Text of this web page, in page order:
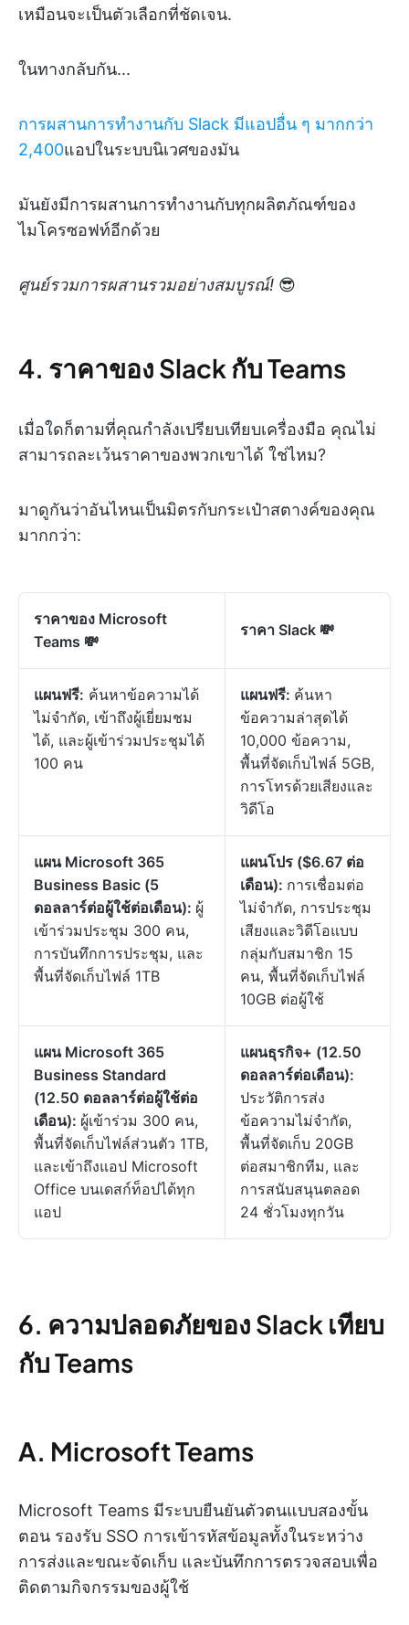
เหมือนจะเป็นตัวเลือกที่ชัดเจน.
ในทางกลับกัน...
การผสานการทำงานกับ Slack มีแอปอื่น ๆ มากกว่า
2,400แอปในระบบนิเวศของมัน
มันยังมีการผสานการทำงานกับทุกผลิตภัณฑ์ของ
ไมโครซอฟท์อีกด้วย
ศูนย์รวมการผสานรวมอย่างสมบูรณ์! 😎
4. ราคาของ Slack กับ Teams
เมื่อใดก็ตามที่คุณกำลังเปรียบเทียบเครื่องมือ คุณไม่
สามารถละเว้นราคาของพวกเขาได้ ใช่ไหม?
มาดูกันว่าอันไหนเป็นมิตรกับกระเป๋าสตางค์ของคุณ
มากกว่า:
ราคาของ Microsoft
Teams 💸
ราคา Slack 💸
แผนฟรี: ค้นหาข้อความได้
ไม่จำกัด, เข้าถึงผู้เยี่ยมชม
ได้, และผู้เข้าร่วมประชุมได้
100 คน
แผนฟรี: ค้นหา
ข้อความล่าสุดได้
10,000 ข้อความ,
พื้นที่จัดเก็บไฟล์ 5GB,
การโทรด้วยเสียงและ
วิดีโอ
แผน Microsoft 365
Business Basic (5
ดอลลาร์ต่อผู้ใช้ต่อเดือน): ผู้
เข้าร่วมประชุม 300 คน,
การบันทึกการประชุม, และ
พื้นที่จัดเก็บไฟล์ 1TB
แผนโปร ($6.67 ต่อ
เดือน): การเชื่อมต่อ
ไม่จำกัด, การประชุม
เสียงและวิดีโอแบบ
กลุ่มกับสมาชิก 15
คน, พื้นที่จัดเก็บไฟล์
10GB ต่อผู้ใช้
แผน Microsoft 365
Business Standard
(12.50 ดอลลาร์ต่อผู้ใช้ต่อ
เดือน): ผู้เข้าร่วม 300 คน,
พื้นที่จัดเก็บไฟล์ส่วนตัว 1TB,
และเข้าถึงแอป Microsoft
Office บนเดสก์ท็อปได้ทุก
แอป
แผนธุรกิจ+ (12.50
ดอลลาร์ต่อเดือน):
ประวัติการส่ง
ข้อความไม่จำกัด,
พื้นที่จัดเก็บ 20GB
ต่อสมาชิกทีม, และ
การสนับสนุนตลอด
24 ชั่วโมงทุกวัน
6. ความปลอดภัยของ Slack เทียบ
กับ Teams
A. Microsoft Teams
Microsoft Teams มีระบบยืนยันตัวตนแบบสองขั้น
ตอน รองรับ SSO การเข้ารหัสข้อมูลทั้งในระหว่าง
การส่งและขณะจัดเก็บ และบันทึกการตรวจสอบเพื่อ
ติดตามกิจกรรมของผู้ใช้